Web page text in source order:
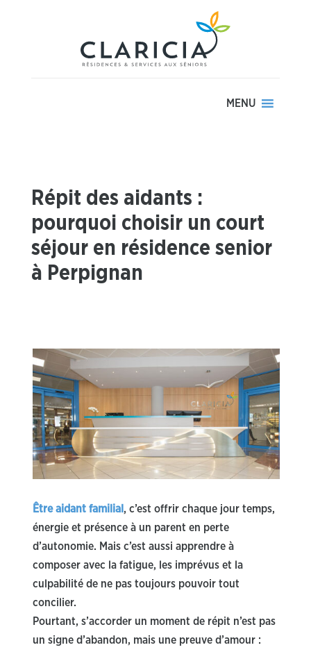
MENU
Répit des aidants :
pourquoi choisir un court
séjour en résidence senior
à Perpignan
Être aidant familial , c’est offrir chaque jour temps,
énergie et présence à un parent en perte
d’autonomie. Mais c’est aussi apprendre à
composer avec la fatigue, les imprévus et la
culpabilité de ne pas toujours pouvoir tout
concilier.
Pourtant, s’accorder un moment de répit n’est pas
un signe d’abandon, mais une preuve d’amour :